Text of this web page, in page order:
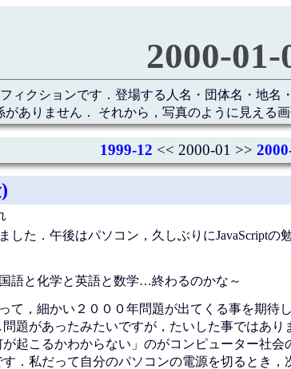
2000-
ィクションです．登場する人名・団体名・地
がありません． それから，写真のように見える
1999-12 << 2000-01 >>
した．午後はパソコン，久しぶりにJavaScript
語と化学と英語と数学…終わるのかな～
て，細かい２０００年問題が出てくる事を期待
題があったみたいですが，たいした事ではあり
起こるかわからない」のがコンピューター社
．私だって自分のパソコンの電源を切るとき，